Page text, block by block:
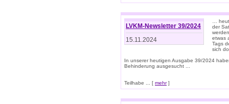
LVKM-Newsletter 39/2024
15.11.2024
…
der
etwas
Tags
sich
In unserer heutigen Ausgabe 39/2024
Behinderung ausgesucht ...
Teilhabe ... [ mehr]